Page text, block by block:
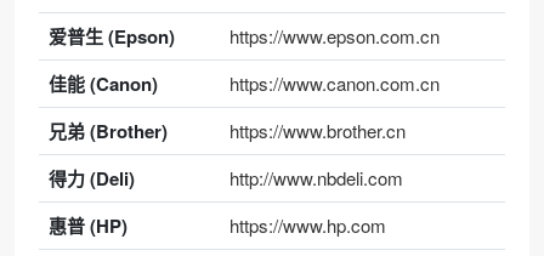
爱普生 (Epson)
https://www.epson.com.cn
佳能 (Canon) https://www.canon.com.cn
兄弟 (Brother) https://www.brother.cn
得力 (Deli) http://www.nbdeli.com
惠普 (HP) https://www.hp.com